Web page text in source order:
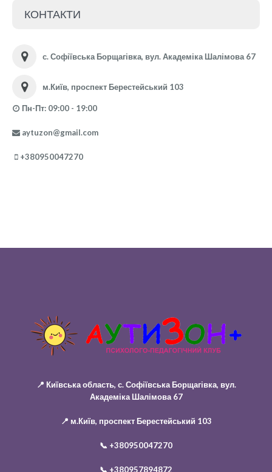
КОНТАКТИ
с. Софіївська Борщагівка, вул. Академіка Шалімова 67
м.Київ, проспект Берестейський 103
Пн-Пт: 09:00 - 19:00
aytuzon@gmail.com
+380950047270
📍 Київська область, с. Софіївська Борщагівка, вул.
Академіка Шалімова 67
📍 м.Київ, проспект Берестейський 103
📞 +380950047270
📞 +380957894872